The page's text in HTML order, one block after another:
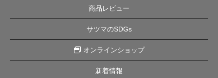
商品レビュー
サツマのSDGs
オンラインショップ
新着情報